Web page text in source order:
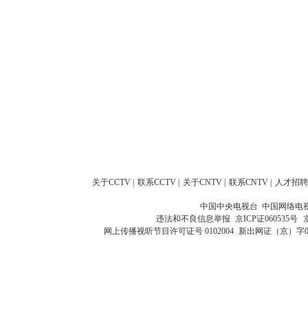
关于CCTV 联系CCTV 关于CNTV 联系CNTV 人才招聘
中国中央电视台 中国网络电
违法和不良信息举报 京ICP证060535号
网上传播视听节目许可证号 0102004 新出网证（京）